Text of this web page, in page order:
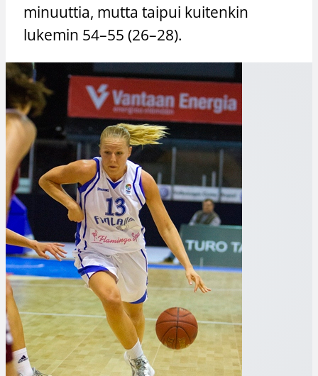
minuuttia, mutta taipui kuitenkin
lukemin 54–55 (26–28).